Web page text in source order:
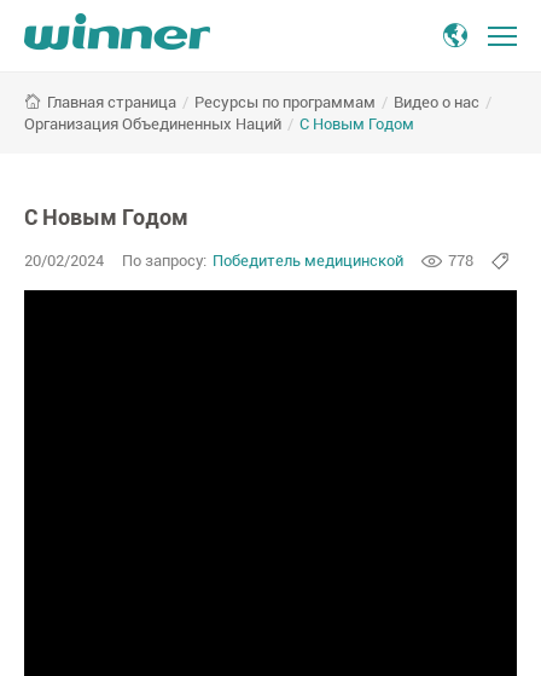
Главная страница / Ресурсы по программам / Видео о нас /
Организация Объединенных Наций / С Новым Годом
С Новым Годом
20/02/2024 По запросу: Победитель медицинской 778